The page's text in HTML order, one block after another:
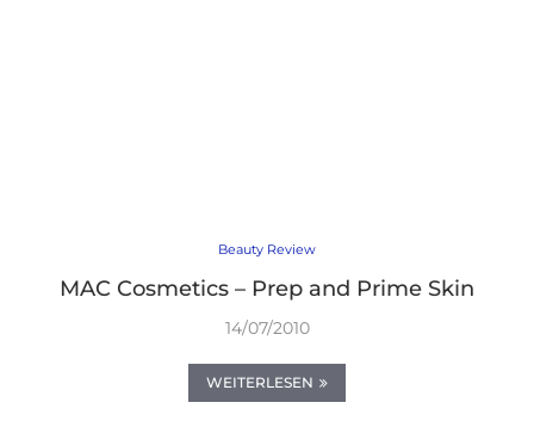
Beauty Review
MAC Cosmetics – Prep and Prime Skin
14/07/2010
WEITERLESEN